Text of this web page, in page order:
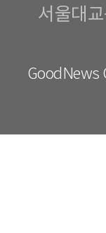
서울대
GoodNews